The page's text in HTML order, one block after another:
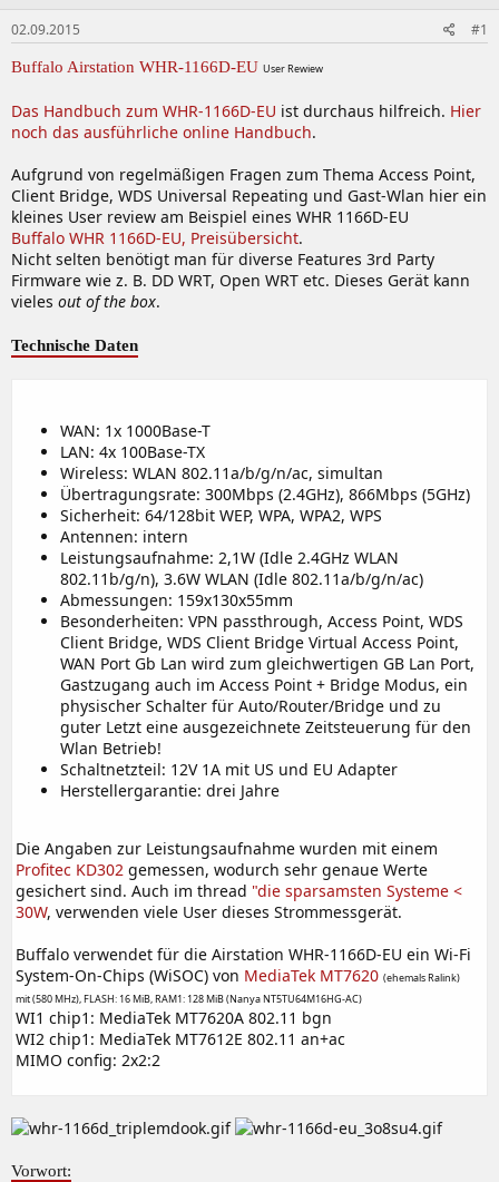
m
02.09.2015 #1
Buffalo Airstation WHR-1166D-EU User Rewiew
Das Handbuch zum WHR-1166D-EU ist durchaus hilfreich. Hier
noch das ausführliche online Handbuch.
Aufgrund von regelmäßigen Fragen zum Thema Access Point,
Client Bridge, WDS Universal Repeating und Gast-Wlan hier ein
kleines User review am Beispiel eines WHR 1166D-EU
Buffalo WHR 1166D-EU, Preisübersicht.
Nicht selten benötigt man für diverse Features 3rd Party
Firmware wie z. B. DD WRT, Open WRT etc. Dieses Gerät kann
vieles out of the box.
Technische Daten
WAN: 1x 1000Base-T
LAN: 4x 100Base-TX
Wireless: WLAN 802.11a/b/g/n/ac, simultan
Übertragungsrate: 300Mbps (2.4GHz), 866Mbps (5GHz)
Sicherheit: 64/128bit WEP, WPA, WPA2, WPS
Antennen: intern
Leistungsaufnahme: 2,1W (Idle 2.4GHz WLAN
802.11b/g/n), 3.6W WLAN (Idle 802.11a/b/g/n/ac)
Abmessungen: 159x130x55mm
Besonderheiten: VPN passthrough, Access Point, WDS
Client Bridge, WDS Client Bridge Virtual Access Point,
WAN Port Gb Lan wird zum gleichwertigen GB Lan Port,
Gastzugang auch im Access Point + Bridge Modus, ein
physischer Schalter für Auto/Router/Bridge und zu
guter Letzt eine ausgezeichnete Zeitsteuerung für den
Wlan Betrieb!
Schaltnetzteil: 12V 1A mit US und EU Adapter
Herstellergarantie: drei Jahre
Die Angaben zur Leistungsaufnahme wurden mit einem
Profitec KD302 gemessen, wodurch sehr genaue Werte
gesichert sind. Auch im thread "die sparsamsten Systeme <
30W, verwenden viele User dieses Strommessgerät.
Buffalo verwendet für die Airstation WHR-1166D-EU ein Wi-Fi
System-On-Chips (WiSOC) von MediaTek MT7620 (ehemals Ralink)
mit (580 MHz), FLASH: 16 MiB, RAM1: 128 MiB (Nanya NT5TU64M16HG-AC)
WI1 chip1: MediaTek MT7620A 802.11 bgn
WI2 chip1: MediaTek MT7612E 802.11 an+ac
MIMO config: 2x2:2
Vorwort: